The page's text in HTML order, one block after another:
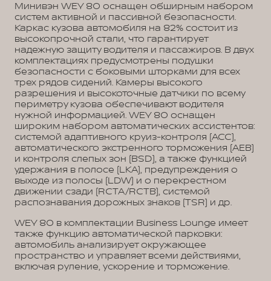
Минивэн WEY 80 оснащен обширным набором
систем активной и пассивной безопасности.
Каркас кузова автомобиля на 82% состоит из
высокопрочной стали, что гарантирует
надежную защиту водителя и пассажиров. В двух
комплектациях предусмотрены подушки
безопасности с боковыми шторками для всех
трех рядов сидений. Камеры высокого
разрешения и высокоточные датчики по всему
периметру кузова обеспечивают водителя
нужной информацией. WEY 80 оснащен
широким набором автоматических ассистентов:
системой адаптивного круиз-контроля (ACC),
автоматического экстренного торможения (AEB)
и контроля слепых зон (BSD), а также функцией
удержания в полосе (LKA), предупреждения о
выходе из полосы (LDW) и о перекрестном
движении сзади (RCTA/RCTB), системой
распознавания дорожных знаков (TSR) и др.
WEY 80 в комплектации Business Lounge имеет
также функцию автоматической парковки:
автомобиль анализирует окружающее
пространство и управляет всеми действиями,
включая руление, ускорение и торможение.